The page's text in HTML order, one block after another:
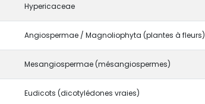
Hypericaceae
Angiospermae / Magnoliophyta (plantes à fleurs)
Mesangiospermae (mésangiospermes)
Eudicots (dicotylédones vraies)